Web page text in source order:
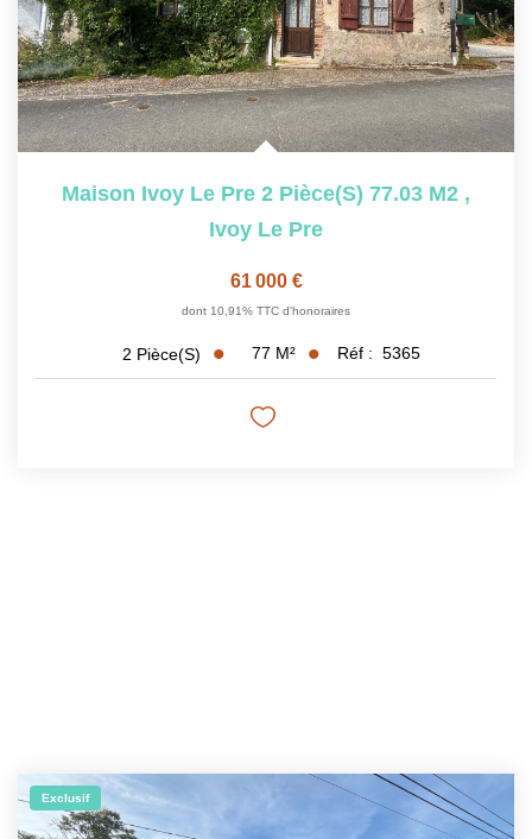
Maison Ivoy Le Pre 2 Pièce(s) 77.03 M2 ,
Ivoy Le Pre
61 000 €
dont 10,91% TTC d'honoraires
2 Pièce(s) 77 M² Réf : 5365
Exclusif